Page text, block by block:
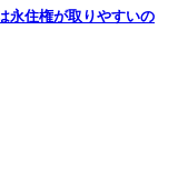
永住権が取りやすいの